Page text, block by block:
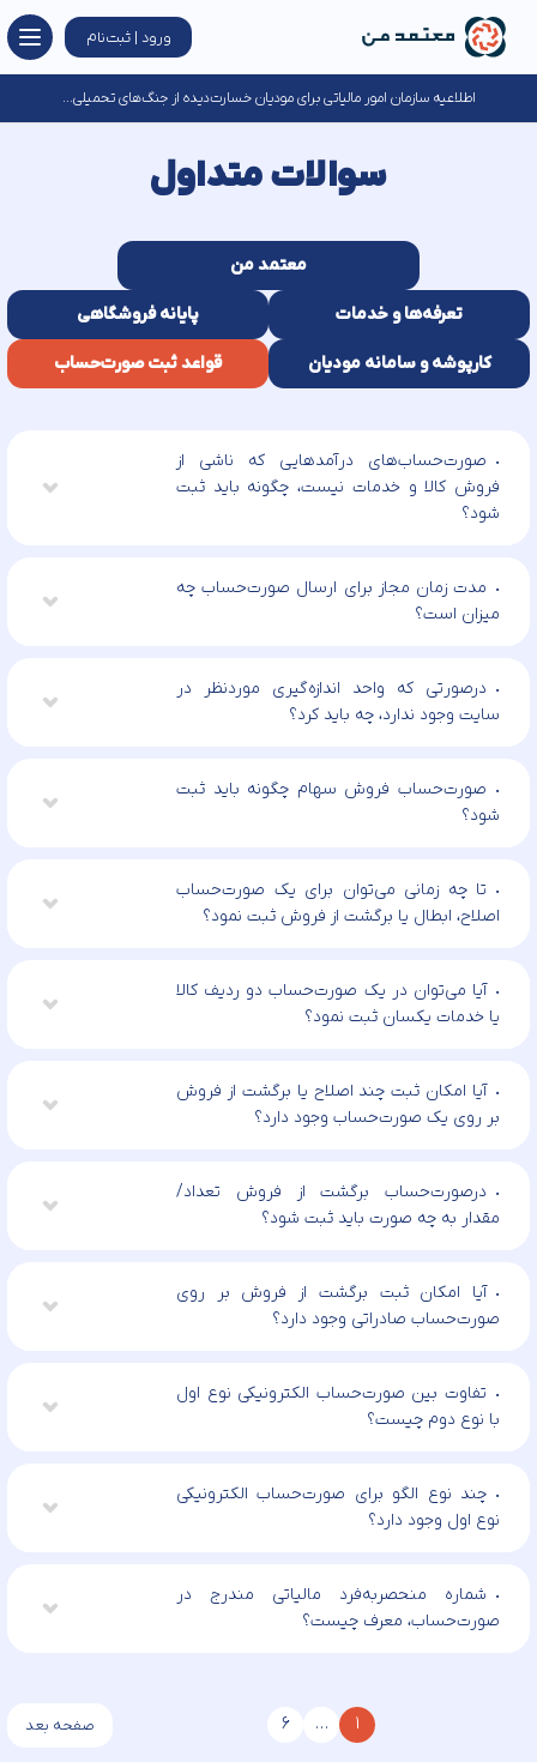
ورود | ثبت‌نام
اطلاعیه سازمان امور مالیاتی برای مودیان خسارت‌دیده از جنگ‌های تحمیلی...
سوالات متداول
معتمد من
تعرفه‌ها و خدمات پایانه فروشگاهی
کارپوشه و سامانه مودیان قواعد ثبت صورت‌حساب
صورت‌حساب‌های درآمدهایی که ناشی از
فروش کالا و خدمات نیست، چگونه باید ثبت
شود؟
مدت زمان مجاز برای ارسال صورت‌حساب چه
میزان است؟
درصورتی که واحد اندازه‌گیری موردنظر در
سایت وجود ندارد، چه باید کرد؟
صورت‌حساب فروش سهام چگونه باید ثبت
شود؟
تا چه زمانی می‌توان برای یک صورت‌حساب
اصلاح، ابطال یا برگشت از فروش ثبت نمود؟
آیا می‌توان در یک صورت‌حساب دو ردیف کالا
یا خدمات یکسان ثبت نمود؟
آیا امکان ثبت چند اصلاح یا برگشت از فروش
بر روی یک صورت‌حساب وجود دارد؟
درصورت‌حساب برگشت از فروش تعداد/
مقدار به چه صورت باید ثبت شود؟
آیا امکان ثبت برگشت از فروش بر روی
صورت‌حساب صادراتی وجود دارد؟
تفاوت بین صورت‌حساب الکترونیکی نوع اول
با نوع دوم چیست؟
چند نوع الگو برای صورت‌حساب الکترونیکی
نوع اول وجود دارد؟
شماره منحصر‌به‌فرد مالیاتی مندرج در
صورت‌حساب، معرف چیست؟
1
…
6 صفحه بعد